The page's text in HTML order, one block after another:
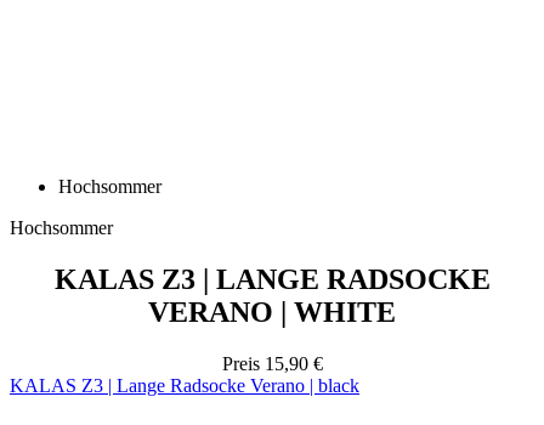
Hochsommer
Hochsommer
KALAS Z3 | LANGE RADSOCKE
VERANO | WHITE
Preis15,90 €
KALAS Z3 | Lange Radsocke Verano | black